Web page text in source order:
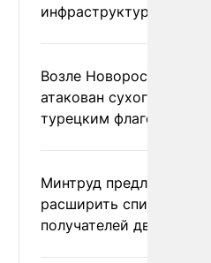
инфраструктуры
Возле Новороссийска
атакован сухогруз под
турецким флагом
Минтруд предложил
расширить список
получателей двух